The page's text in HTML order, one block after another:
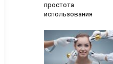
простота
использования